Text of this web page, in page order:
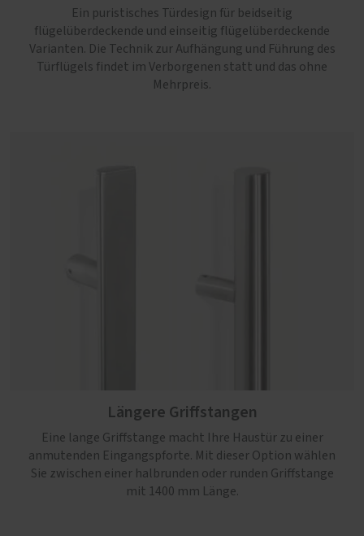
Ein puristisches Türdesign für beidseitig
flügelüberdeckende und einseitig flügelüberdeckende
Varianten. Die Technik zur Aufhängung und Führung des
Türflügels findet im Verborgenen statt und das ohne
Mehrpreis.
Längere Griffstangen
Eine lange Griffstange macht Ihre Haustür zu einer
anmutenden Eingangspforte. Mit dieser Option wählen
Sie zwischen einer halbrunden oder runden Griffstange
mit 1400 mm Länge.